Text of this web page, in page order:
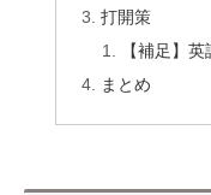
打開策
【補足】
まとめ